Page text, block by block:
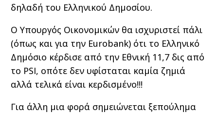
δηλαδή του Ελληνικού Δημοσίου.
Ο Υπουργός Οικονομικών θα ισχυριστεί πάλι
(όπως και για την Eurobank) ότι το Ελληνικό
Δημόσιο κέρδισε από την Εθνική 11,7 δις από
το PSI, οπότε δεν υφίσταται καμία ζημιά
αλλά τελικά είναι κερδισμένο!!!
Για άλλη μια φορά σημειώνεται ξεπούλημα